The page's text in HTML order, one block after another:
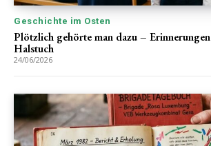
Geschichte im Osten
Plötzlich gehörte man dazu – Erinnerungen
Halstuch
24/06/2026